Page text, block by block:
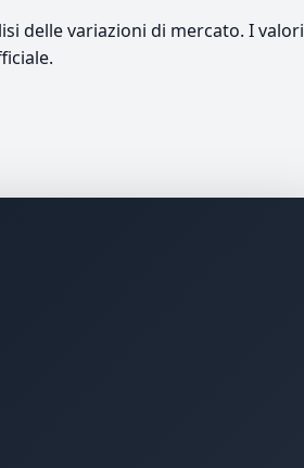
delle variazioni di mercato. I valori